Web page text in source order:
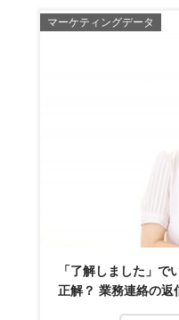
マーケティングデータ
「了解しました」で
正解？ 業務連絡の返